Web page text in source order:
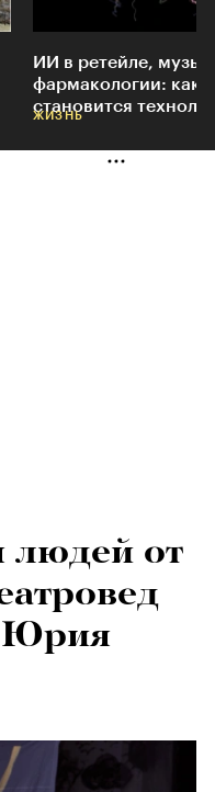
ИИ в ретейле,
фармакологии: как
становится
ЖИЗНЬ
людей от
Юрия